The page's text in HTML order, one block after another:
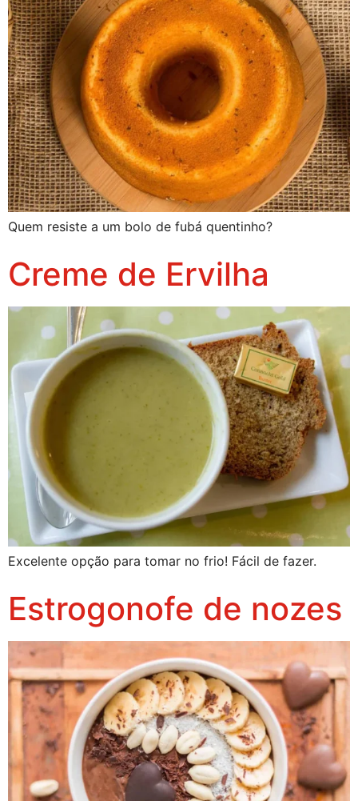
Quem resiste a um bolo de fubá quentinho?
Creme de Ervilha
Excelente opção para tomar no frio! Fácil de fazer.
Estrogonofe de nozes